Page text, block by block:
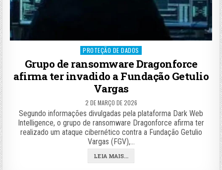
Posted
PROTEÇÃO DE DADOS
Grupo de ransomware Dragonforce
afirma ter invadido a Fundação Getulio
Vargas
2 DE MARÇO DE 2026
Segundo informações divulgadas pela plataforma Dark Web
Intelligence, o grupo de ransomware Dragonforce afirma ter
realizado um ataque cibernético contra a Fundação Getulio
Vargas (FGV),…
LEIA MAIS...